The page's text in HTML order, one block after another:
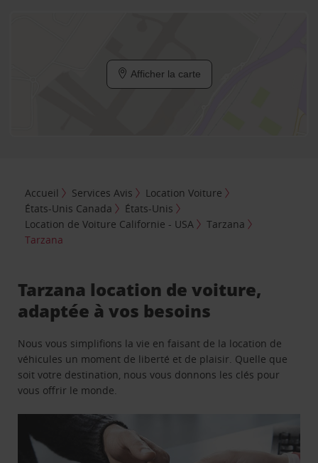
Afficher la carte
Accueil Services Avis
Location Voiture
États-Unis Canada
États-Unis
Location de Voiture Californie - USA
Tarzana
Tarzana
Tarzana location de voiture,
adaptée à vos besoins
Nous vous simplifions la vie en faisant de la location de
véhicules un moment de liberté et de plaisir. Quelle que
soit votre destination, nous vous donnons les clés pour
vous offrir le monde.